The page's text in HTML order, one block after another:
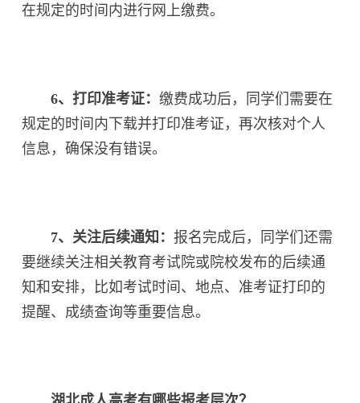
在规定的时间内进行网上缴费。
6、打印准考证：缴费成功后，同学们需要在
规定的时间内下载并打印准考证，再次核对个人
信息，确保没有错误。
7、关注后续通知：报名完成后，同学们还需
要继续关注相关教育考试院或院校发布的后续通
知和安排，比如考试时间、地点、准考证打印的
提醒、成绩查询等重要信息。